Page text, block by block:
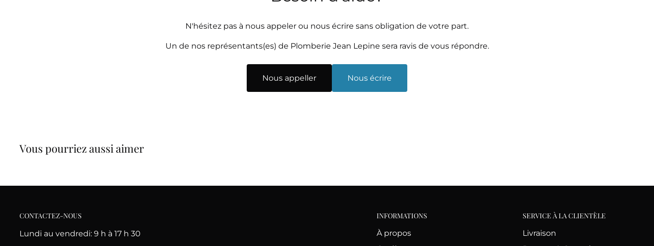
N'hésitez pas à nous appeler ou nous écrire sans obligation de votre part.
Un de nos représentants(es) de Plomberie Jean Lepine sera ravis de vous répondre.
Nous appeller Nous écrire
Vous pourriez aussi aimer
CONTACTEZ-NOUS
Lundi au vendredi: 9 h à 17 h 30
INFORMATIONS
À propos
SERVICE À LA CLIENTÈLE
Livraison